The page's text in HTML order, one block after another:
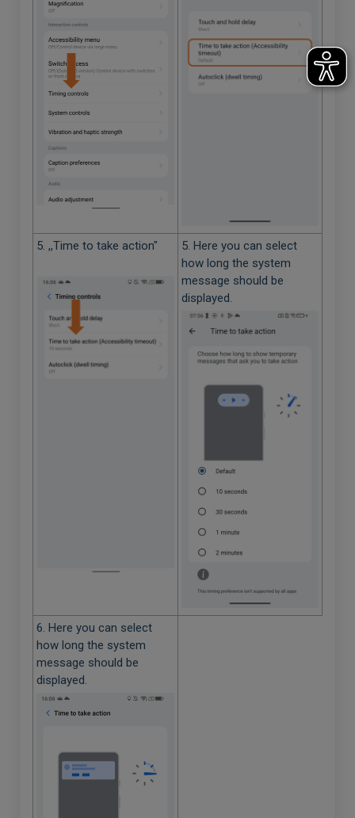
5. ,,Time to take action"
5. Here you can select
how long the system
message should be
displayed.
6. Here you can select
how long the system
message should be
displayed.